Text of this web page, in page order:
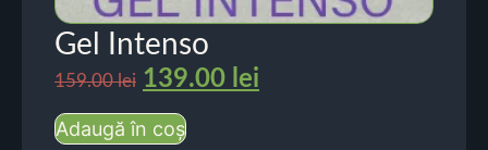
Gel Intenso
159.00lei 139.00 lei
Adaugă în coș